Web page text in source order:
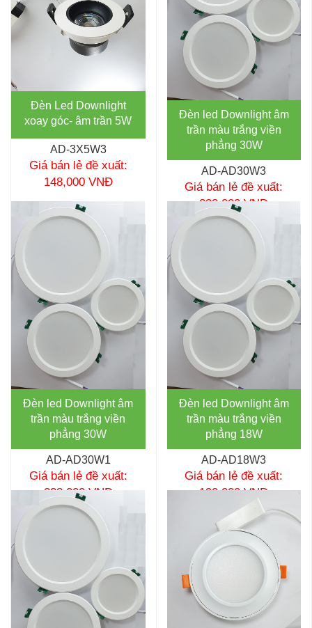
Đèn Led Downlight
xoay góc- âm trần 5W
AD-3X5W3
Giá bán lẻ đề xuất:
148,000 VNĐ
Đèn led Downlight âm
trần màu trắng viền
phẳng 30W
AD-AD30W3
Giá bán lẻ đề xuất:
338,000 VNĐ
Đèn led Downlight âm
trần màu trắng viền
phẳng 30W
AD-AD30W1
Giá bán lẻ đề xuất:
338,000 VNĐ
Đèn led Downlight âm
trần màu trắng viền
phẳng 18W
AD-AD18W3
Giá bán lẻ đề xuất:
190,000 VNĐ